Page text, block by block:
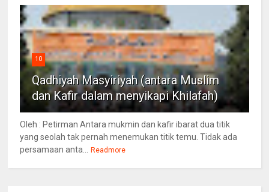
10
Qadhiyah Masyiriyah (antara Muslim
dan Kafir dalam menyikapi Khilafah)
Oleh : Petirman Antara mukmin dan kafir ibarat dua titik
yang seolah tak pernah menemukan titik temu. Tidak ada
persamaan anta...
Readmore